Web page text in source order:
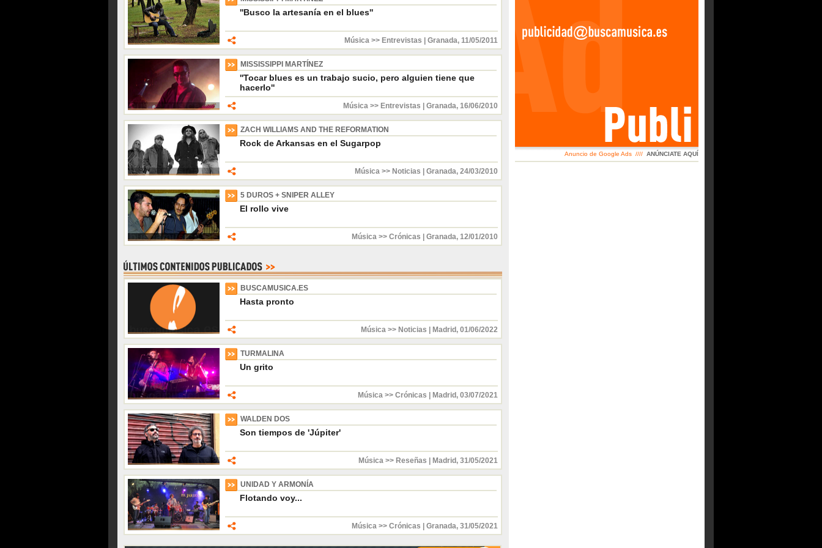
''Busco la artesanía en el blues''
Música >> Entrevistas Granada, 11/05/2011
MISSISSIPPI MARTÍNEZ
''Tocar blues es un trabajo sucio, pero alguien tiene que
hacerlo''
Música >> Entrevistas Granada, 16/06/2010
ZACH WILLIAMS AND THE REFORMATION
Rock de Arkansas en el Sugarpop
Música >> Noticias Granada, 24/03/2010
5 DUROS + SNIPER ALLEY
El rollo vive
Música >> Crónicas Granada, 12/01/2010
BUSCAMUSICA.ES
Hasta pronto
Música >> Noticias Madrid , 01/06/2022
TURMALINA
Un grito
Música >> Crónicas Madrid , 03/07/2021
WALDEN DOS
Son tiempos de 'Júpiter'
Música >> Reseñas Madrid , 31/05/2021
UNIDAD Y ARMONÍA
Flotando voy...
Música >> Crónicas Granada, 31/05/2021
Anuncio de Google Ads //// ANÚNCIATE AQUÍ